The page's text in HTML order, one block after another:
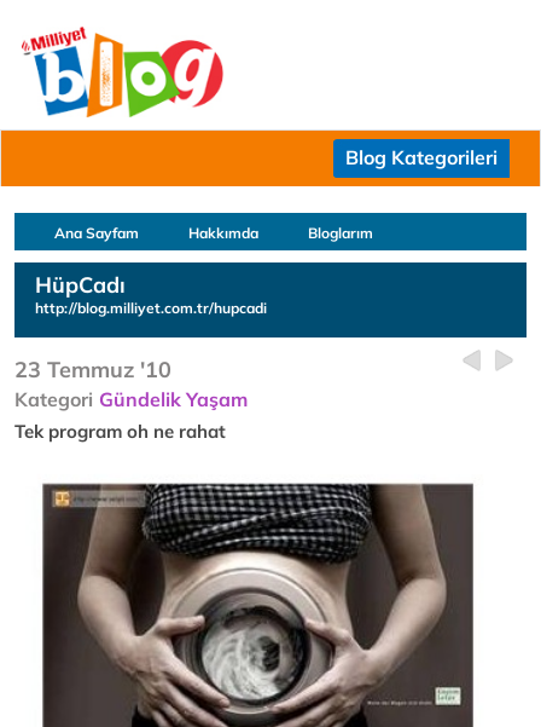
Blog Kategorileri
Ana Sayfam Hakkımda Bloglarım
HüpCadı
http://blog.milliyet.com.tr/hupcadi
23 Temmuz '10
Kategori Gündelik Yaşam
Tek program oh ne rahat